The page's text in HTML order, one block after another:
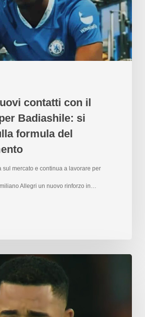
contatti con il
Badiashile: si
formula del
sul mercato e continua a lavorare per
Allegri un nuovo rinforzo in…